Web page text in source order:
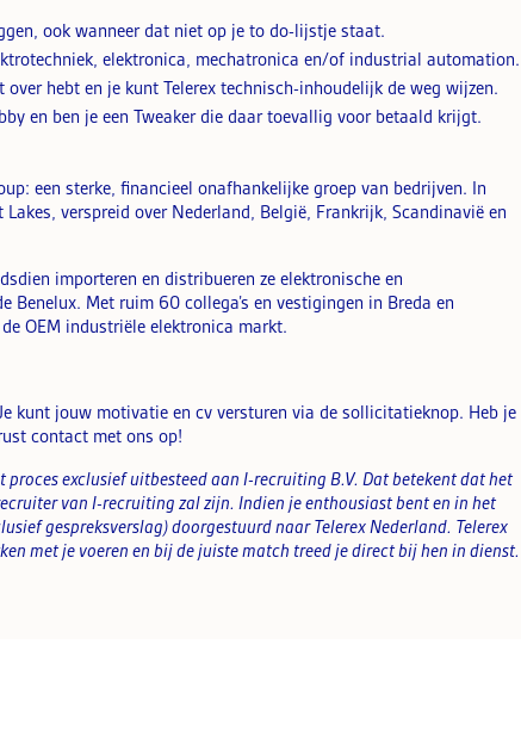
ook wanneer dat niet op je to do-lijstje staat.
elektronica, mechatronica en/of industrial automation.
over hebt en je kunt Telerex technisch-inhoudelijk de weg wijzen.
en ben je een Tweaker die daar toevallig voor betaald krijgt.
een sterke, financieel onafhankelijke groep van bedrijven. In
verspreid over Nederland, België, Frankrijk, Scandinavië en
importeren en distribueren ze elektronische en
Benelux. Met ruim 60 collega’s en vestigingen in Breda en
OEM industriële elektronica markt.
kunt jouw motivatie en cv versturen via de sollicitatieknop. Heb je
contact met ons op!
exclusief uitbesteed aan I-recruiting B.V. Dat betekent dat het
van I-recruiting zal zijn. Indien je enthousiast bent en in het
gespreksverslag) doorgestuurd naar Telerex Nederland. Telerex
met je voeren en bij de juiste match treed je direct bij hen in dienst.